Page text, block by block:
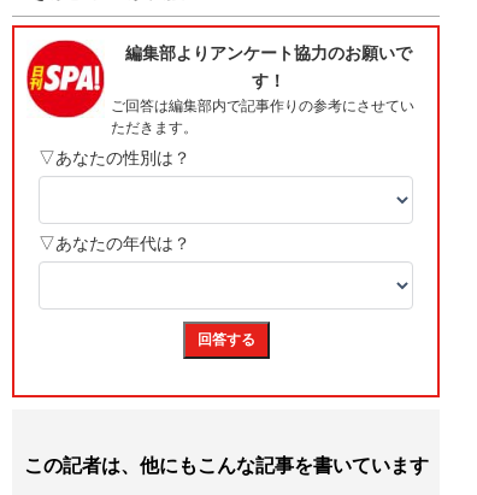
この記者は、他にもこんな記事を書いています